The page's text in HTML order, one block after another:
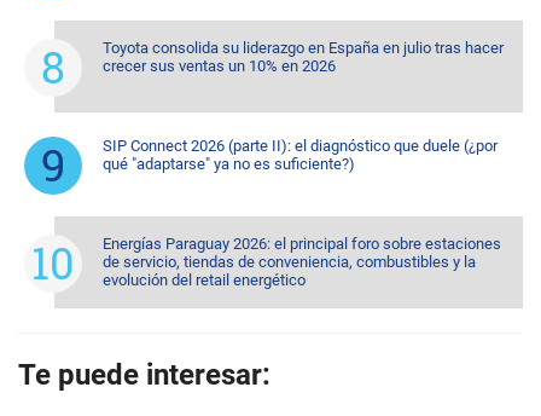
Toyota consolida su liderazgo en España en julio tras hacer
crecer sus ventas un 10% en 2026
SIP Connect 2026 (parte II): el diagnóstico que duele (¿por
qué "adaptarse" ya no es suficiente?)
Energías Paraguay 2026: el principal foro sobre estaciones
de servicio, tiendas de conveniencia, combustibles y la
evolución del retail energético
Te puede interesar: